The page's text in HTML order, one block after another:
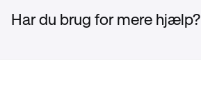
Har du brug for mere hjælp?